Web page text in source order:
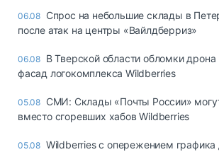
06.08 Спрос на небольшие склады в
после атак на центры «Вайлдберриз»
06.08 В Тверской области обломки
фасад логокомплекса Wildberries
05.08 СМИ: Склады «Почты России»
вместо сгоревших хабов Wildberries
05.08 Wildberries с опережением графика